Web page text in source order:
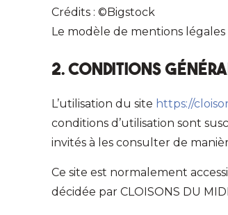
Crédits : ©Bigstock
Le modèle de mentions
2. Conditions
L’utilisation du site https://
conditions d’utilisation sont
invités à les consulter de
Ce site est normalement
décidée par CLOISONS DU